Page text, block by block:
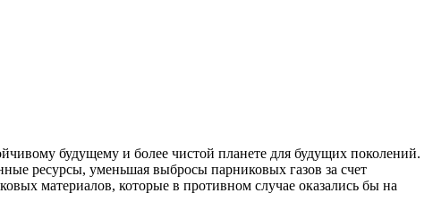
будущему и более чистой планете для будущих поколений.
ресурсы, уменьшая выбросы парниковых газов за счет
материалов, которые в противном случае оказались бы на